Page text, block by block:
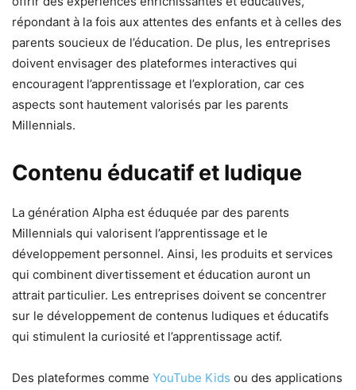
répondant à la fois aux attentes des enfants et à celles des
parents soucieux de l’éducation. De plus, les entreprises
doivent envisager des plateformes interactives qui
encouragent l’apprentissage et l’exploration, car ces
aspects sont hautement valorisés par les parents
Millennials.
Contenu éducatif et ludique
La génération Alpha est éduquée par des parents
Millennials qui valorisent l’apprentissage et le
développement personnel. Ainsi, les produits et services
qui combinent divertissement et éducation auront un
attrait particulier. Les entreprises doivent se concentrer
sur le développement de contenus ludiques et éducatifs
qui stimulent la curiosité et l’apprentissage actif.
Des plateformes comme YouTube Kids ou des applications